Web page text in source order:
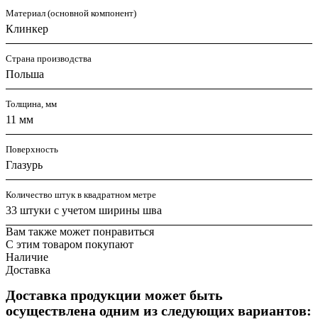
Материал (основной компонент)
Клинкер
Страна производства
Польша
Толщина, мм
11 мм
Поверхность
Глазурь
Количество штук в квадратном метре
33 штуки с учетом ширины шва
Вам также может понравиться
С этим товаром покупают
Наличие
Доставка
Доставка продукции может быть
осуществлена одним из следующих вариантов: